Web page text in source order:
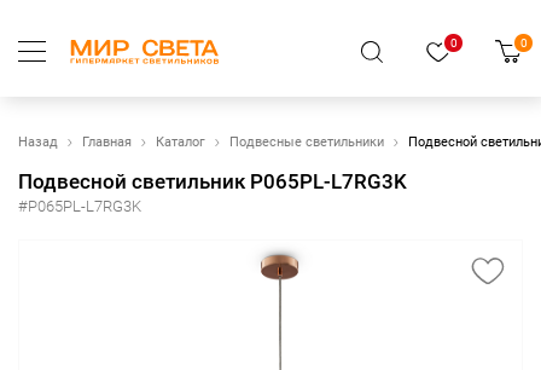
0 0
Назад Главная Каталог Подвесные светильники Подвесной
Подвесной светильник P065PL-L7RG3K
#P065PL-L7RG3K